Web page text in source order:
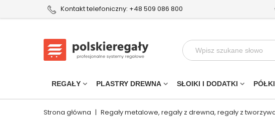
Kontakt telefoniczny: +48 509 086 800
REGAŁY PLASTRY DREWNA SŁOIKI I DODATKI
Strona główna | Regały metalowe, regały z drewna, regały z